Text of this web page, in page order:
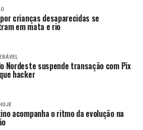
crianças desaparecidas se
em mata e rio
Nordeste suspende transação com Pix
hacker
acompanha o ritmo da evolução na